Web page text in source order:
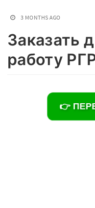
3 MONTHS AGO
Заказать
работу
👉